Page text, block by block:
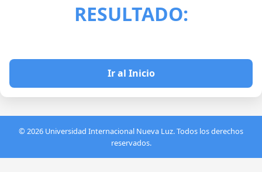
RESULTADO:
Ir al Inicio
© 2026 Universidad Internacional Nueva Luz. Todos los derechos
reservados.